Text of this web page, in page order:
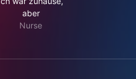
aber
Nurse